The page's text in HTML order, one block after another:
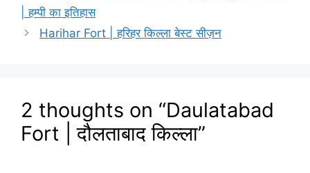
| हम्पी का इतिहास
Harihar Fort | हरिहर किल्ला बेस्ट सीज़न
2 thoughts on “Daulatabad
Fort | दौलताबाद किल्ला”